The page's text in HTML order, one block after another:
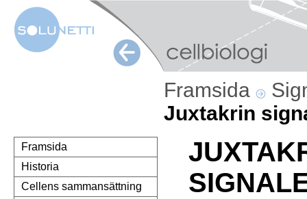
Framsida
Juxtakrin
Framsida
Historia
Cellens sammansättning